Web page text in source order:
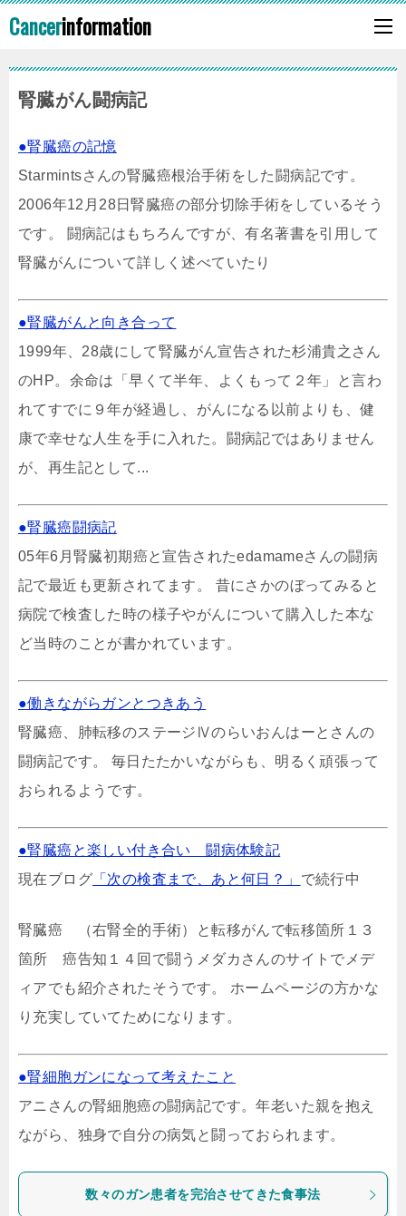
Cancerinformation
腎臓がん闘病記
●腎臓癌の記憶
Starmintsさんの腎臓癌根治手術をした闘病記です。
2006年12月28日腎臓癌の部分切除手術をしているそう
です。 闘病記はもちろんですが、有名著書を引用して
腎臓がんについて詳しく述べていたり
●腎臓がんと向き合って
1999年、28歳にして腎臓がん宣告された杉浦貴之さん
のHP。余命は「早くて半年、よくもって２年」と言わ
れてすでに９年が経過し、がんになる以前よりも、健
康で幸せな人生を手に入れた。闘病記ではありません
が、再生記として...
●腎臓癌闘病記
05年6月腎臓初期癌と宣告されたedamameさんの闘病
記で最近も更新されてます。 昔にさかのぼってみると
病院で検査した時の様子やがんについて購入した本な
ど当時のことが書かれています。
●働きながらガンとつきあう
腎臓癌、肺転移のステージⅣのらいおんはーとさんの
闘病記です。 毎日たたかいながらも、明るく頑張って
おられるようです。
●腎臓癌と楽しい付き合い 闘病体験記
現在ブログ 「次の検査まで、あと何日？」 で続行中
腎臓癌 （右腎全的手術）と転移がんで転移箇所１３
箇所 癌告知１４回で闘うメダカさんのサイトでメデ
ィアでも紹介されたそうです。 ホームページの方かな
り充実していてためになります。
●腎細胞ガンになって考えたこと
アニさんの腎細胞癌の闘病記です。年老いた親を抱え
ながら、独身で自分の病気と闘っておられます。
数々のガン患者を完治させてきた食事法